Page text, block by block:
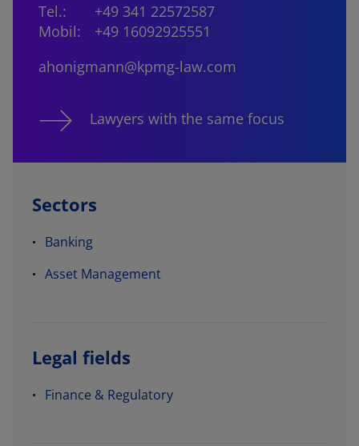
Tel.:
+49 341 22572587
Mobil:
+49 16092925551
ahonigmann@kpmg-law.com
Lawyers with the same focus
Sectors
Banking
Asset Management
Legal fields
Finance & Regulatory